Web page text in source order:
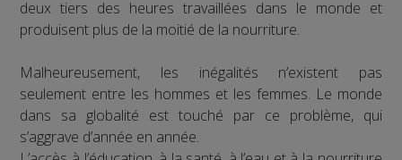
deux tiers des heures travaillées dans le monde et
produisent plus de la moitié de la nourriture.
Malheureusement, les inégalités n’existent pas
seulement entre les hommes et les femmes. Le monde
dans sa globalité est touché par ce problème, qui
s’aggrave d’année en année.